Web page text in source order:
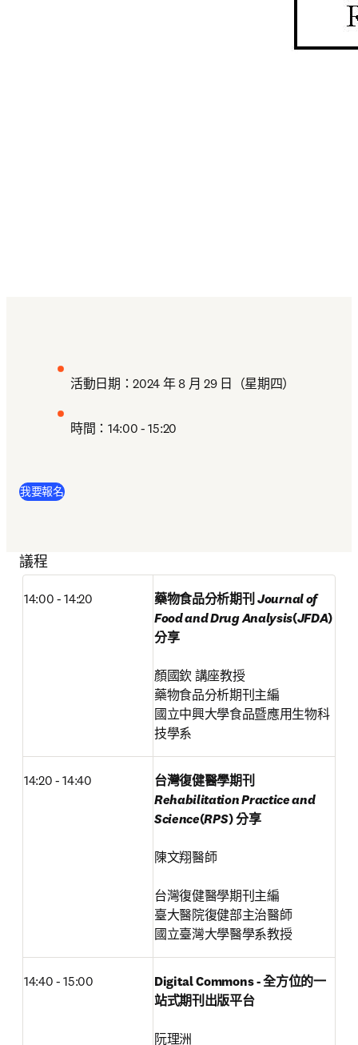
活動日期：2024 年 8 月 29 日（星期四）
時間：14:00 - 15:20
我要報名(
議程
14:00 - 14:20 藥物食品分析期刊 Journal of
Food and Drug Analysis(JFDA)
分享
顏國欽 講座教授
藥物食品分析期刊主編
國立中興大學食品暨應用生物科
技學系
14:20 - 14:40
Rehabilitation Practice and
Science(RPS) 分享
陳文翔醫師
台灣復健醫學期刊主編
臺大醫院復健部主治醫師
國立臺灣大學醫學系教授
14:40 - 15:00
Digital Commons - 全方位的一
站式期刊出版平台
阮理洲